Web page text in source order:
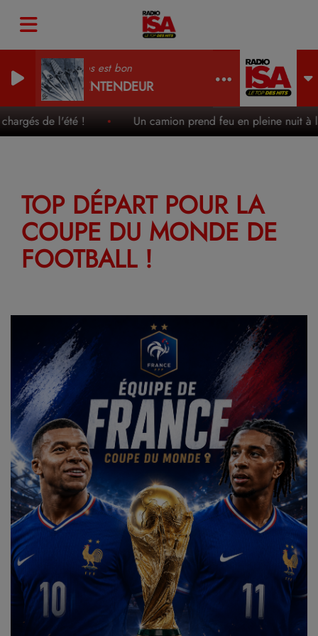
Le temps est bon
BON ENTENDEUR
de l'été ! Un camion prend feu en pleine nuit à la
TOP DÉPART POUR LA
COUPE DU MONDE DE
FOOTBALL !